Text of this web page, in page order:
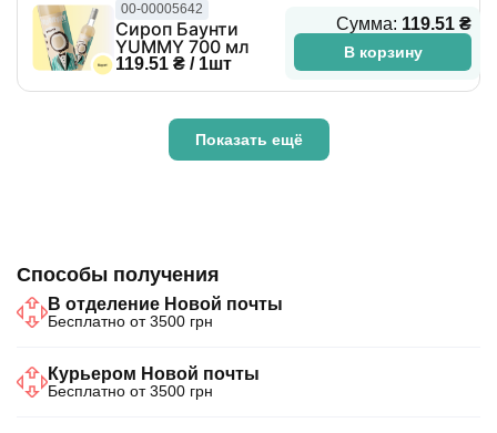
00-00005642
Сироп Баунти
YUMMY 700 мл
119.51 ₴ / 1шт
Сумма: 119.51 ₴
В корзину
Показать ещё
Способы получения
В отделение Новой почты
Бесплатно от 3500 грн
Курьером Новой почты
Бесплатно от 3500 грн